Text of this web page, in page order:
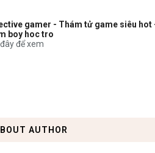
gamer - Thám tử game siêu hot
boy hoc tro
để xem
AUTHOR